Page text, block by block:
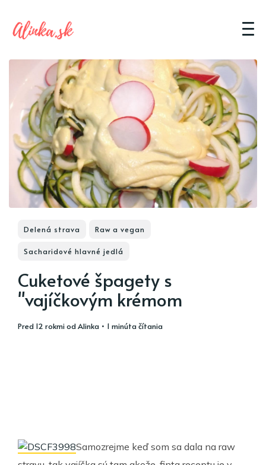
Delená strava Raw a vegan
Sacharidové hlavné jedlá
Cuketové špagety s
"vajíčkovým krémom
pred 12 rokmiodAlinka • 1 minúta čítania
Samozrejme keď som sa dala na raw